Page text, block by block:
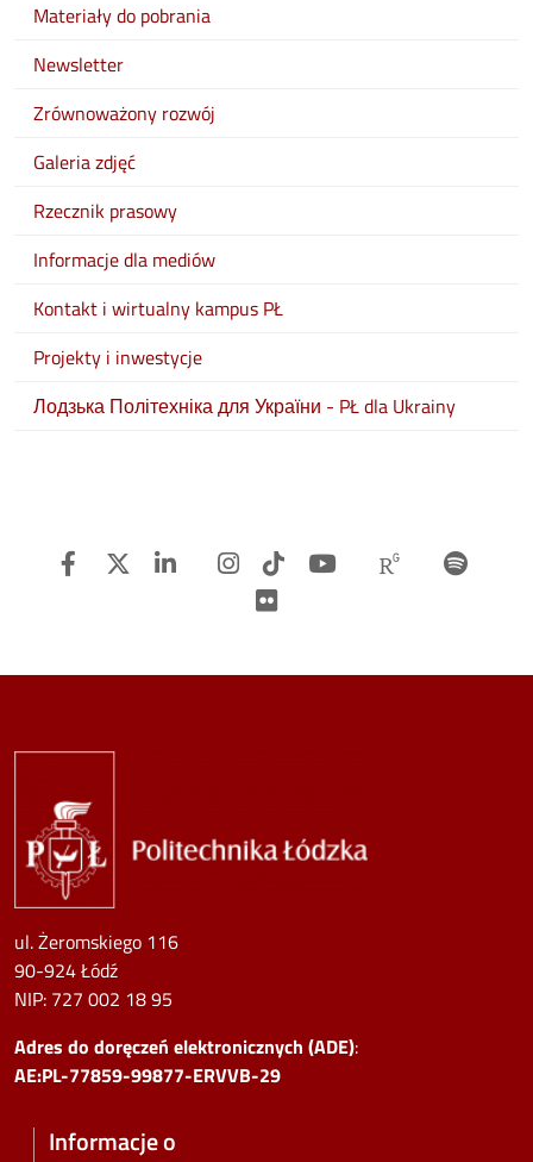
Materiały do pobrania
Newsletter
Zrównoważony rozwój
Galeria zdjęć
Rzecznik prasowy
Informacje dla mediów
Kontakt i wirtualny kampus PŁ
Projekty i inwestycje
Лодзька Політехніка для України - PŁ dla Ukrainy
Facebook
Twitter LinkedinInstagram
TiTok Youtube
ul. Żeromskiego 116
90-924 Łódź
NIP: 727 002 18 95
Adres do doręczeń elektronicznych (ADE):
AE:PL-77859-99877-ERVVB-29
Informacje o